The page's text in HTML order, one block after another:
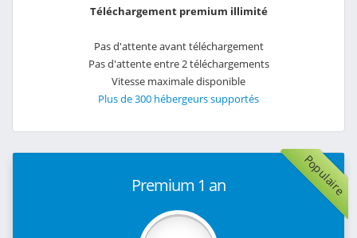
Téléchargement premium illimité
Pas d'attente avant téléchargement
Pas d'attente entre 2 téléchargements
Vitesse maximale disponible
Plus de 300 hébergeurs supportés
Populaire
Premium 1 an